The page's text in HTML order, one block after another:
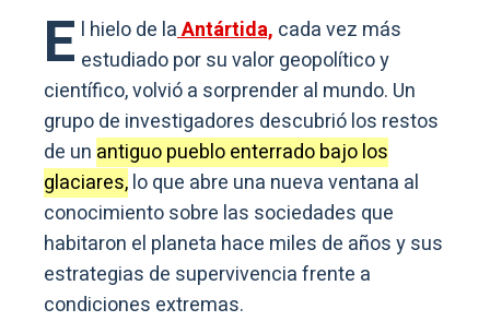
E l hielo de laAntártida, cada vez más
estudiado por su valor geopolítico y
científico, volvió a sorprender al mundo. Un
grupo de investigadores descubrió los restos
de un antiguo pueblo enterrado bajo los
glaciares,lo que abre una nueva ventana al
conocimiento sobre las sociedades que
habitaron el planeta hace miles de años y sus
estrategias de supervivencia frente a
condiciones extremas.